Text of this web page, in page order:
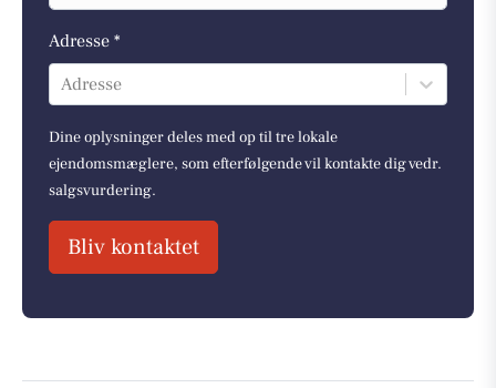
Adresse *
Adresse
Dine oplysninger deles med op til tre lokale
ejendomsmæglere, som efterfølgende vil kontakte dig vedr.
salgsvurdering.
Bliv kontaktet